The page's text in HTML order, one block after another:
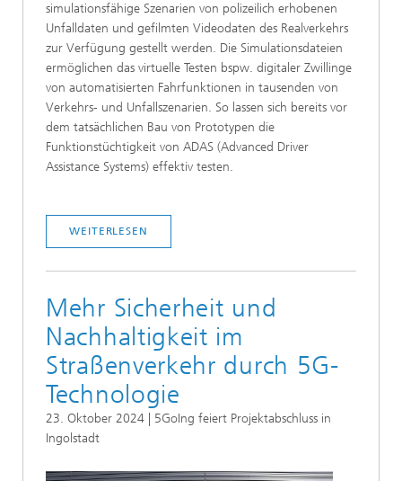
simulationsfähige Szenarien von polizeilich erhobenen
Unfalldaten und gefilmten Videodaten des Realverkehrs
zur Verfügung gestellt werden. Die Simulationsdateien
ermöglichen das virtuelle Testen bspw. digitaler Zwillinge
von automatisierten Fahrfunktionen in tausenden von
Verkehrs- und Unfallszenarien. So lassen sich bereits vor
dem tatsächlichen Bau von Prototypen die
Funktionstüchtigkeit von ADAS (Advanced Driver
Assistance Systems) effektiv testen.
WEITERLESEN
Mehr Sicherheit und
Nachhaltigkeit im
Straßenverkehr durch 5G-
Technologie
23. Oktober 2024 | 5GoIng feiert Projektabschluss in
Ingolstadt